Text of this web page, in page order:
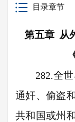
目录章节
第五章 从
282.全
通奸、偷盗
共和国或州